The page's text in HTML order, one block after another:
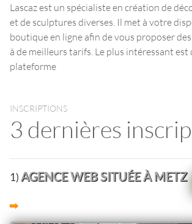
Lascaz est un spécialiste en création de
et de sculptures diverses. Il met à votre
boutique en ligne afin de vous proposer
à de meilleurs tarifs. Le plus intéressant est
plateforme
INSCRIPTIONS
3 dernières
1) AGENCE WEB SITUÉE À METZ